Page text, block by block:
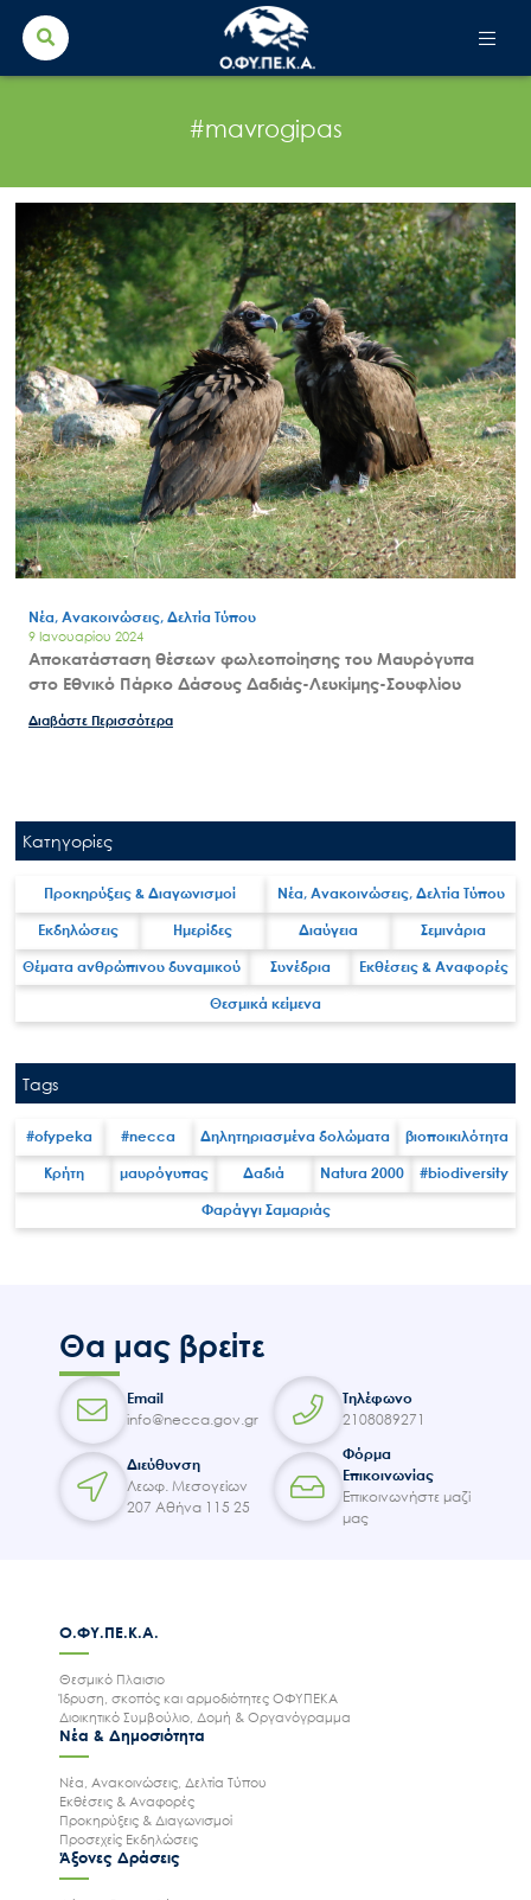
Search
for:
Search
Ο.ΦΥ.ΠΕ.Κ.Α.
Μ.Δ.Π.Π.
Έργα
Εισιτήρια
Επικοινωνία
#mavrogipas
Νέα, Ανακοινώσεις, Δελτία Τύπου
9 Ιανουαρίου 2024
Αποκατάσταση θέσεων φωλεοποίησης του Μαυρόγυπα
στο Εθνικό Πάρκο Δάσους Δαδιάς-Λευκίμης-Σουφλίου
Διαβάστε Περισσότερα
Κατηγορίες
Προκηρύξεις & Διαγωνισμοί Νέα, Ανακοινώσεις, Δελτία Τύπου
Εκδηλώσεις Ημερίδες Διαύγεια Σεμινάρια
Θέματα ανθρώπινου δυναμικού Συνέδρια Εκθέσεις & Αναφορές
Θεσμικά κείμενα
Tags
#ofypeka #necca Δηλητηριασμένα δολώματα βιοποικιλότητα
Κρήτη μαυρόγυπας Δαδιά Natura 2000 #biodiversity
Φαράγγι Σαμαριάς
Θα μας βρείτε
Email
info@necca.gov.gr
Τηλέφωνο
2108089271
Διεύθυνση
Λεωφ. Μεσογείων
207 Αθήνα 115 25
Φόρμα
Επικοινωνίας
Επικοινωνήστε μαζί
μας
Ο.ΦΥ.ΠΕ.Κ.Α.
Θεσμικό Πλαισιο
Ίδρυση, σκοπός και αρμοδιότητες ΟΦΥΠΕΚΑ
Διοικητικό Συμβούλιο, Δομή & Οργανόγραμμα
Νέα & Δημοσιότητα
Νέα, Ανακοινώσεις, Δελτία Τύπου
Εκθέσεις & Αναφορές
Προκηρύξεις & Διαγωνισμοί
Προσεχείς Εκδηλώσεις
Άξονες Δράσεις